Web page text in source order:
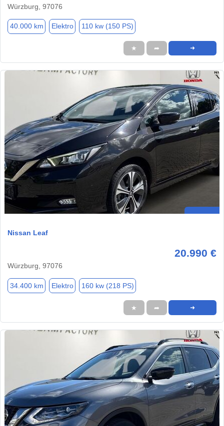
Würzburg, 97076
40.000 km Elektro 110 kw (150 PS)
★ ➦ ➜
Nissan Leaf
20.990 €
Würzburg, 97076
34.400 km Elektro 160 kw (218 PS)
★ ➦ ➜